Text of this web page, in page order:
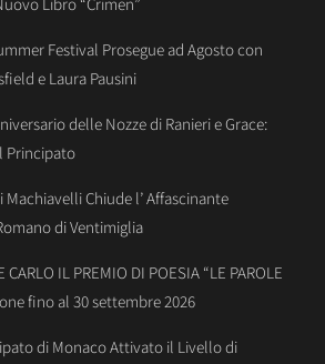
Festival Prosegue ad Agosto con
e Laura Pausini
delle Nozze di Ranieri e Grace:
Principato
Machiavelli Chiude l’ Affascinante
di Ventimiglia
IL PREMIO DI POESIA “LE PAROLE
fino al 30 settembre 2026
di Monaco Attivato il Livello di